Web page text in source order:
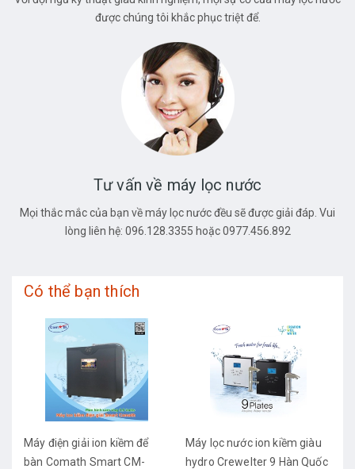
được chúng tôi khắc phục triệt để.
Tư vấn về máy lọc nước
Mọi thắc mắc của bạn về máy lọc nước đều sẽ được giải đáp. Vui
lòng liên hệ: 096.128.3355 hoặc 0977.456.892
Có thể bạn thích
Máy điện giải ion kiềm để
bàn Comath Smart CM-
Máy lọc nước ion kiềm giàu
hydro Crewelter 9 Hàn Quốc